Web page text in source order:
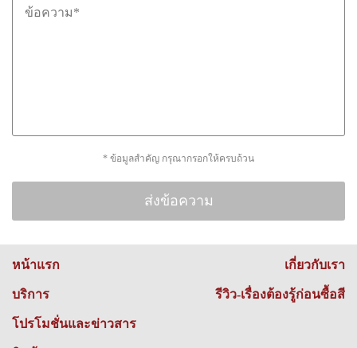
* ข้อมูลสำคัญ กรุณากรอกให้ครบถ้วน
หน้าแรก
บริการ
โปรโมชั่นและข่าวสาร
เกี่ยวกับเรา
รีวิว-เรื่องต้องรู้ก่อนซื้อสี